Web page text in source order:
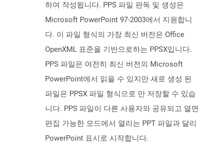
하여 작성됩니다. PPS 파일 판독 및 생성은
Microsoft PowerPoint 97-2003에서 지원합니
다. 이 파일 형식의 가장 최신 버전은 Office
OpenXML 표준을 기반으로하는 PPSX입니다.
PPS 파일은 여전히 ​​최신 버전의 Microsoft
PowerPoint에서 읽을 수 있지만 새로 생성 된
파일은 PPSX 파일 형식으로 만 저장할 수 있습
니다. PPS 파일이 다른 사용자와 공유되고 열면
편집 가능한 모드에서 열리는 PPT 파일과 달리
PowerPoint 표시로 시작합니다.